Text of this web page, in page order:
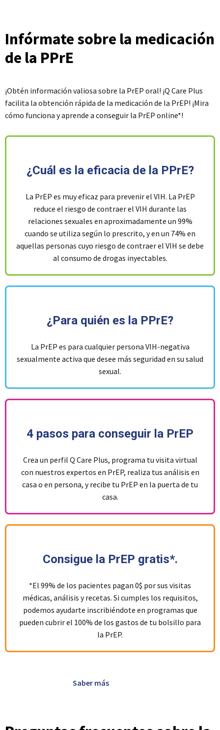
Infórmate sobre la medicación
de la PPrE
¡Obtén información valiosa sobre la PrEP oral! ¡Q Care Plus
facilita la obtención rápida de la medicación de la PrEP! ¡Mira
cómo funciona y aprende a conseguir la PrEP online*!
¿Cuál es la eficacia de la PPrE?
La PrEP es muy eficaz para prevenir el VIH. La PrEP
reduce el riesgo de contraer el VIH durante las
relaciones sexuales en aproximadamente un 99%
cuando se utiliza según lo prescrito, y en un 74% en
aquellas personas cuyo riesgo de contraer el VIH se debe
al consumo de drogas inyectables.
¿Para quién es la PPrE?
La PrEP es para cualquier persona VIH-negativa
sexualmente activa que desee más seguridad en su salud
sexual.
4 pasos para conseguir la PrEP
Crea un perfil Q Care Plus, programa tu visita virtual
con nuestros expertos en PrEP, realiza tus análisis en
casa o en persona, y recibe tu PrEP en la puerta de tu
casa.
Consigue la PrEP gratis*.
*El 99% de los pacientes pagan 0$ por sus visitas
médicas, análisis y recetas. Si cumples los requisitos,
podemos ayudarte inscribiéndote en programas que
pueden cubrir el 100% de los gastos de tu bolsillo para
la PrEP.
Saber más